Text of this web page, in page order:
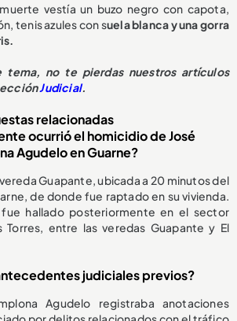
vestía un buzo negro con capota,
tenis azules con suela blanca y una gorra
no te pierdas nuestros artículos
Judicial.
relacionadas
ocurrió el homicidio de José
Agudelo en Guarne?
Guapante, ubicada a 20 minutos del
de donde fue raptado en su vivienda.
hallado posteriormente en el sector
Torres, entre las veredas Guapante y El
judiciales previos?
Agudelo registraba anotaciones